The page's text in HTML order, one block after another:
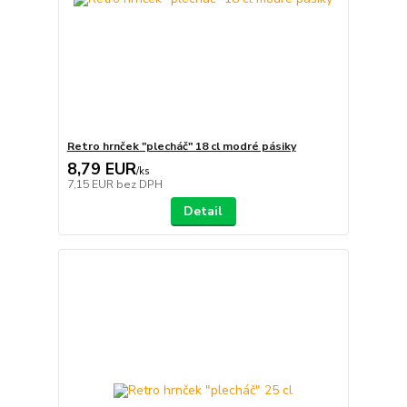
Retro hrnček "plecháč" 18 cl modré pásiky
8,79 EUR/ks
7,15 EUR bez DPH
Detail